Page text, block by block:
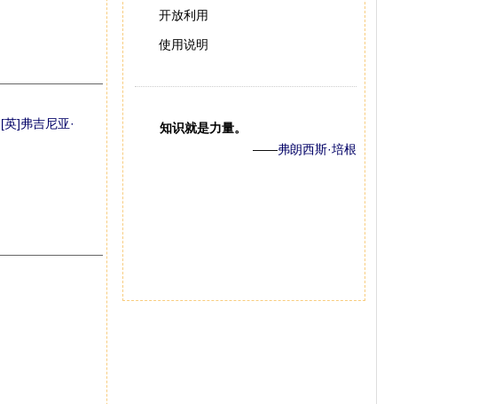
[英]弗吉尼亚·
开放利用
使用说明
知识就是力量。
——弗朗西斯·培根